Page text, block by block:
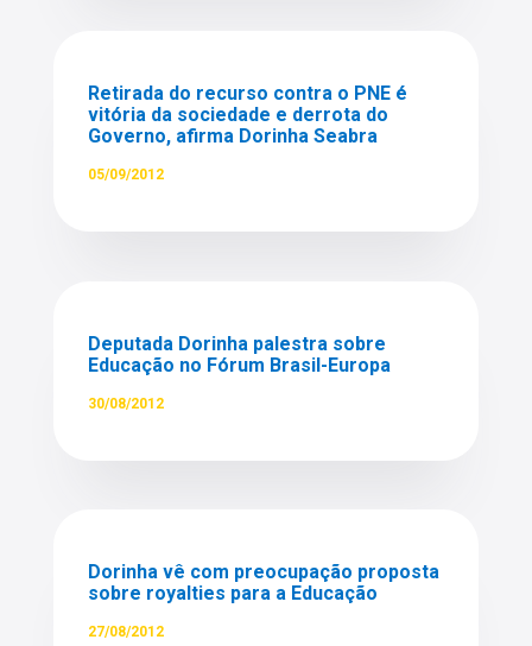
Retirada do recurso contra o PNE é
vitória da sociedade e derrota do
Governo, afirma Dorinha Seabra
05/09/2012
Deputada Dorinha palestra sobre
Educação no Fórum Brasil-Europa
30/08/2012
Dorinha vê com preocupação proposta
sobre royalties para a Educação
27/08/2012